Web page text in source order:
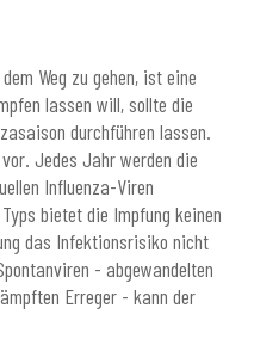
Weg zu gehen, ist eine
lassen will, sollte die
durchführen lassen.
Jedes Jahr werden die
Influenza-Viren
bietet die Impfung keinen
das Infektionsrisiko nicht
- abgewandelten
Erreger - kann der